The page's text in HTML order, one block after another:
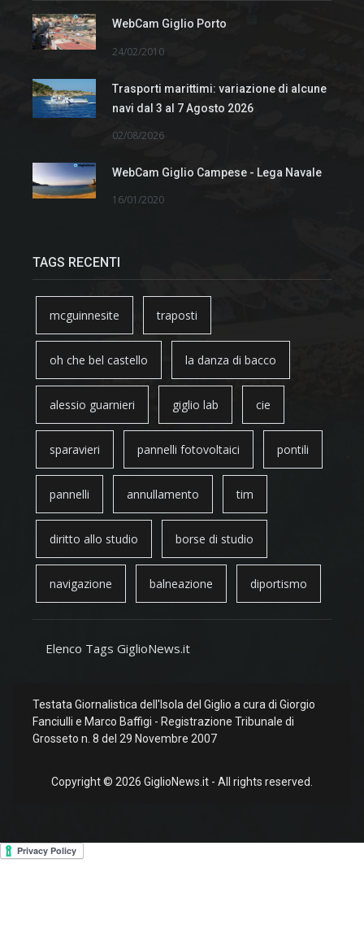
WebCam Giglio Porto
24/02/2010
Trasporti marittimi: variazione di alcune
navi dal 3 al 7 Agosto 2026
02/08/2026
WebCam Giglio Campese - Lega Navale
16/01/2020
TAGS RECENTI
mcguinnesite traposti
oh che bel castello la danza di bacco
alessio guarnieri giglio lab cie
sparavieri pannelli fotovoltaici pontili
pannelli annullamento tim
diritto allo studio borse di studio
navigazione balneazione diportismo
Elenco Tags GiglioNews.it
Testata Giornalistica dell'Isola del Giglio a cura di Giorgio
Fanciulli e Marco Baffigi - Registrazione Tribunale di
Grosseto n. 8 del 29 Novembre 2007
Copyright © 2026 GiglioNews.it - All rights reserved.